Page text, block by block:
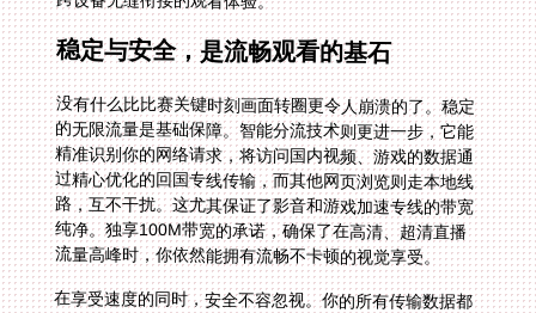
稳定与安全，是流畅观看的基石
没有什么比比赛关键时刻画面转圈更令人崩溃的了。稳定
的无限流量是基础保障。智能分流技术则更进一步，它能
精准识别你的网络请求，将访问国内视频、游戏的数据通
过精心优化的回国专线传输，而其他网页浏览则走本地线
路，互不干扰。这尤其保证了影音和游戏加速专线的带宽
纯净。独享100M带宽的承诺，确保了在高清、超清直播
流量高峰时，你依然能拥有流畅不卡顿的视觉享受。
在享受速度的同时，安全不容忽视。你的所有传输数据都
应被强加密，通过专线隧道直达国内，避免在公共网络
上“裸奔”，有效防止信息泄露或遭受中间人攻击。这层保
护让你在观看或进行其他需要国内网络的操作时，更加安